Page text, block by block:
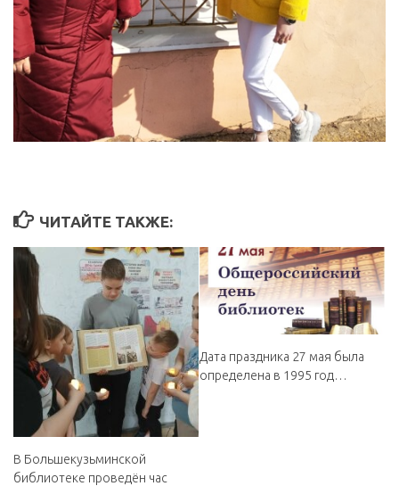
ЧИТАЙТЕ ТАКЖЕ:
В Большекузьминской
библиотеке проведён час
Дата праздника 27 мая была
определена в 1995 год…